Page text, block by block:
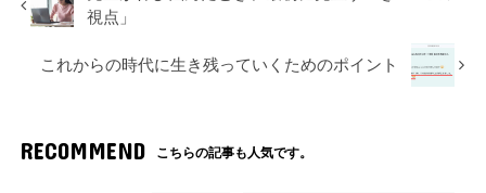
視点」
これからの時代に生き残っていくためのポイント
RECOMMEND こちらの記事も人気です。